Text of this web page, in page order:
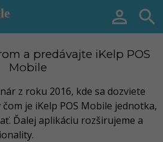
 
a predávajte iKelp POS
Mobile
z roku 2016, kde sa dozviete
je iKelp POS Mobile jednotka,
Ďalej aplikáciu rozširujeme a